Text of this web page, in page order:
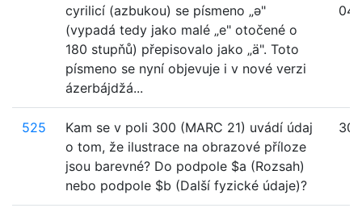
cyrilicí (azbukou) se písmeno „ə"
(vypadá tedy jako malé „e" otočené o
180 stupňů) přepisovalo jako „ä". Toto
písmeno se nyní objevuje i v nové verzi
ázerbájdžá...
041
525
Kam se v poli 300 (MARC 21) uvádí údaj
o tom, že ilustrace na obrazové příloze
jsou barevné? Do podpole $a (Rozsah)
nebo podpole $b (Další fyzické údaje)?
300